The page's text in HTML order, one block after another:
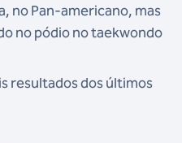
no Pan-americano, mas
no pódio no taekwondo
resultados dos últimos